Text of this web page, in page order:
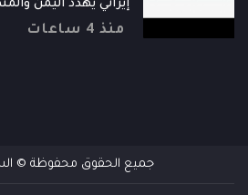
إيراني يهدد اليمن
منذ 4 ساعات
جميع الحقوق محفوظة ©